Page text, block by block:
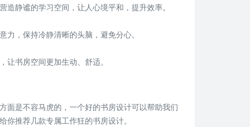
静谧的学习空间，让人心境平和，提升效率。
，保持冷静清晰的头脑，避免分心。
书房空间更加生动、舒适。
面是不容马虎的，一个好的书房设计可以帮助我们
推荐几款专属工作狂的书房设计。